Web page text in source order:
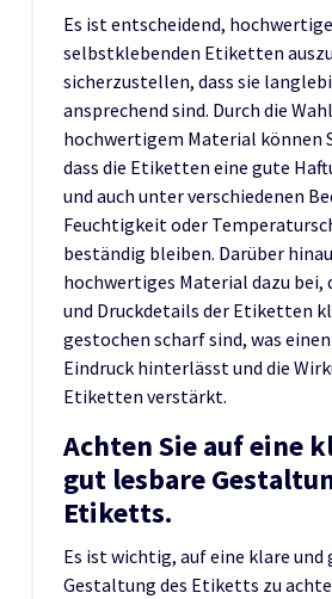
Es ist entscheidend,
selbstklebenden Etiketten
sicherzustellen, dass sie
ansprechend sind. Durch die
hochwertigem Material können
dass die Etiketten eine gute
und auch unter verschiedenen
Feuchtigkeit oder
beständig bleiben. Darüber
hochwertiges Material dazu bei,
und Druckdetails der Etiketten
gestochen scharf sind, was
Eindruck hinterlässt und die
Etiketten verstärkt.
Achten Sie auf eine
gut lesbare
Etiketts.
Es ist wichtig, auf eine klare und
Gestaltung des Etiketts zu